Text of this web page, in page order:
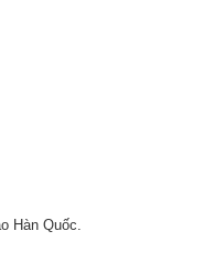
Hàn Quốc.